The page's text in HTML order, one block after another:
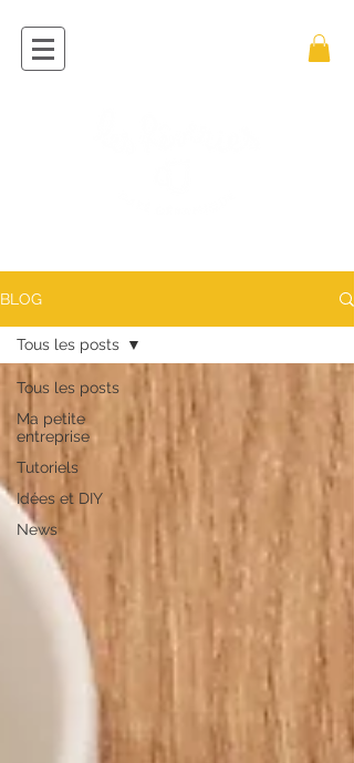
BLOG
Tous les posts
Ma petite
entreprise
Tutoriels
Idées et DIY
News
Tous les posts